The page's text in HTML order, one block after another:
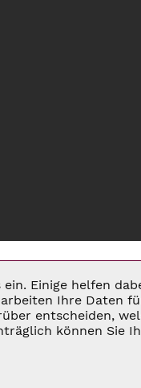
UMSATZSTEUER
Einige helfen
Ihre Daten
entscheiden,
können Sie